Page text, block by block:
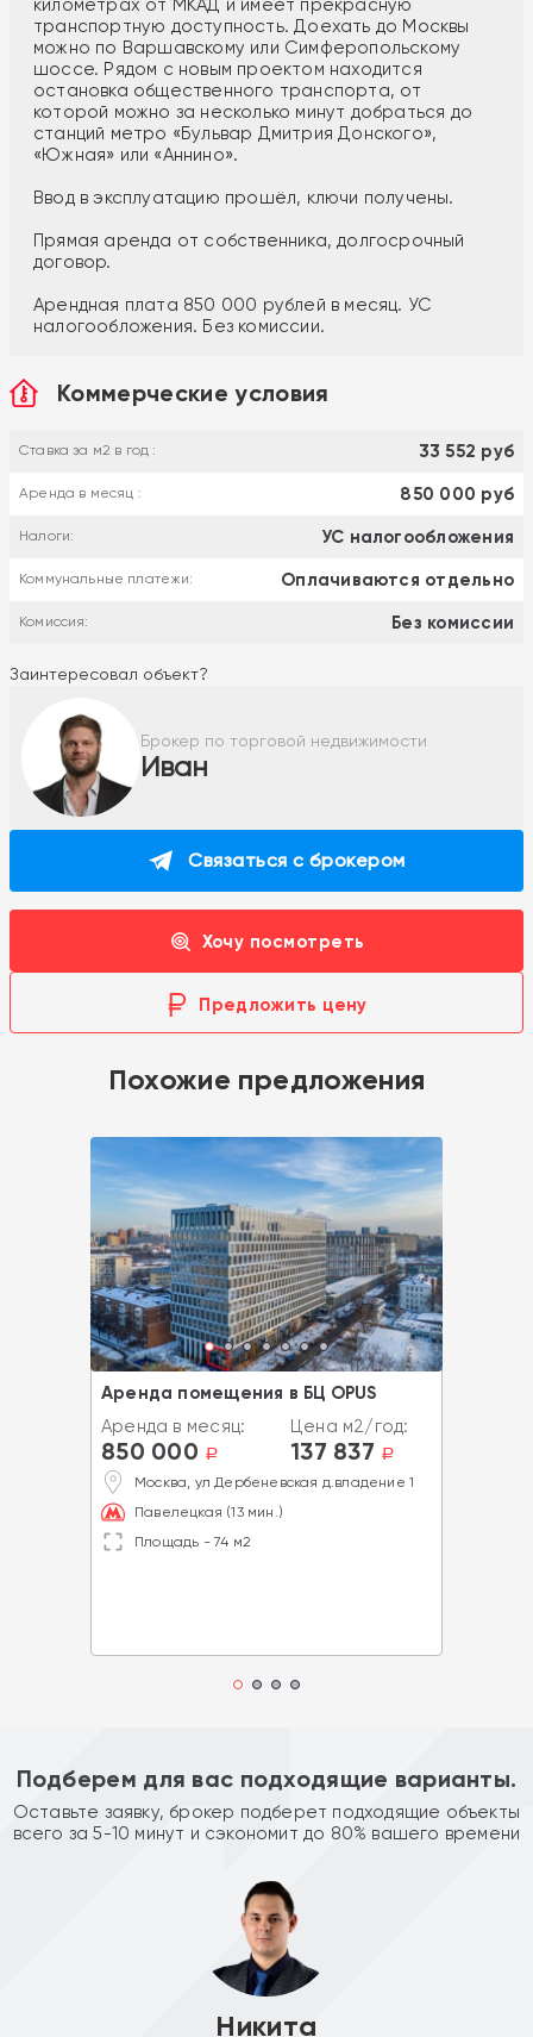
километрах от МКАД и имеет прекрасную
транспортную доступность. Доехать до Москвы
можно по Варшавскому или Симферопольскому
шоссе. Рядом с новым проектом находится
остановка общественного транспорта, от
которой можно за несколько минут добраться до
станций метро «Бульвар Дмитрия Донского»,
«Южная» или «Аннино».
Ввод в эксплуатацию прошёл, ключи получены.
Прямая аренда от собственника, долгосрочный
договор.
Арендная плата 850 000 рублей в месяц. УС
налогообложения. Без комиссии.
Коммерческие условия
Ставка за м2 в год : 33 552 руб
Аренда в месяц : 850 000 руб
Налоги: УС налогообложения
Коммунальные платежи: Оплачиваются отдельно
Комиссия: Без комиссии
Заинтересовал объект?
Брокер по торговой недвижимости
Иван
Связаться с брокером
Хочу посмотреть
Предложить цену
Похожие предложения
Аренда помещения в БЦ OPUS
Аренда в месяц:
850 000 a
Цена м2/год:
137 837 a
Москва, ул Дербеневская д.владение 1
Павелецкая (13 мин.)
Площадь - 74 м2
Подберем для вас подходящие варианты.
Оставьте заявку, брокер подберет подходящие объекты
всего за 5-10 минут и сэкономит до 80% вашего времени
Никита